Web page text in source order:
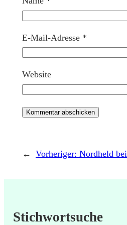
E-Mail-Adresse *
Website
← Vorheriger: Nordheld
Stichwortsuche